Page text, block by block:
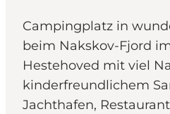
Urlaubsplaner
Campingplatz in
beim Nakskov-Fjord
Hestehoved mit viel
kinderfreundlichem
Jachthafen,